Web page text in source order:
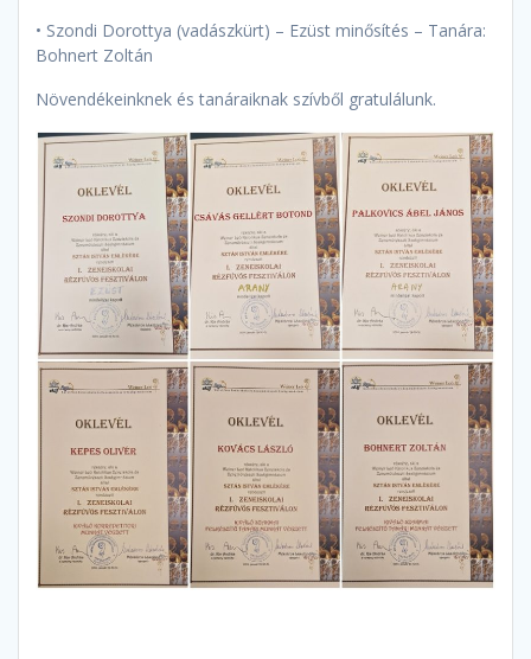
• Szondi Dorottya (vadászkürt) – Ezüst minősítés – Tanára:
Bohnert Zoltán
Növendékeinknek és tanáraiknak szívből gratulálunk.